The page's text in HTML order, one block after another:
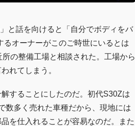
と話を向けると「自分でボディをバ
オーナーがこのご時世にいるとは
の整備工場と相談された。工場から
れてしまう。
することにしたのだ。初代S30Zは
数多く売れた車種だから、現地には
を仕入れることが容易なのだ。また